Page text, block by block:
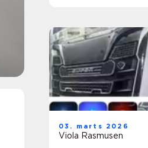
03. marts 2026
Viola Rasmusen